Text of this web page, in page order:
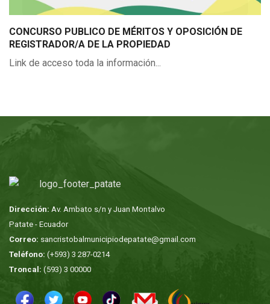
CONCURSO PUBLICO DE MÉRITOS Y OPOSICIÓN DE
REGISTRADOR/A DE LA PROPIEDAD
Link de acceso toda la información...
Dirección: Av. Ambato s/n y Juan Montalvo
Patate - Ecuador
Correo: sancristobalmunicipiodepatate@gmail.com
Teléfono: (+593) 3 287-0214
Troncal: (593) 3 00000